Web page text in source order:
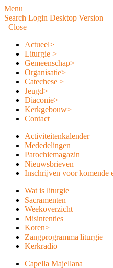
Menu
Search Login Desktop Version
Close
Actueel>
Liturgie >
Gemeenschap>
Organisatie>
Catechese >
Jeugd>
Diaconie>
Kerkgebouw>
Contact
Activiteitenkalender
Mededelingen
Parochiemagazin
Nieuwsbrieven
Inschrijven voor komende
Wat is liturgie
Sacramenten
Weekoverzicht
Misintenties
Koren>
Zangprogramma liturgie
Kerkradio
Capella Majellana